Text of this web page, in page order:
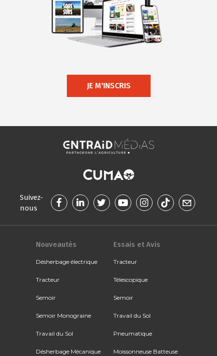
JE M'INSCRIS
Suivez-
nous
Nouveautés
Désherbage électrique
Tracteur
Semoir
Semoir Monograine
Travail du Sol
Désherbage Mécanique
Essais et Avis
Tracteur
Télescopique
Semoir
Travail du Sol
Pneumatique
Moissonneuse Batteuse